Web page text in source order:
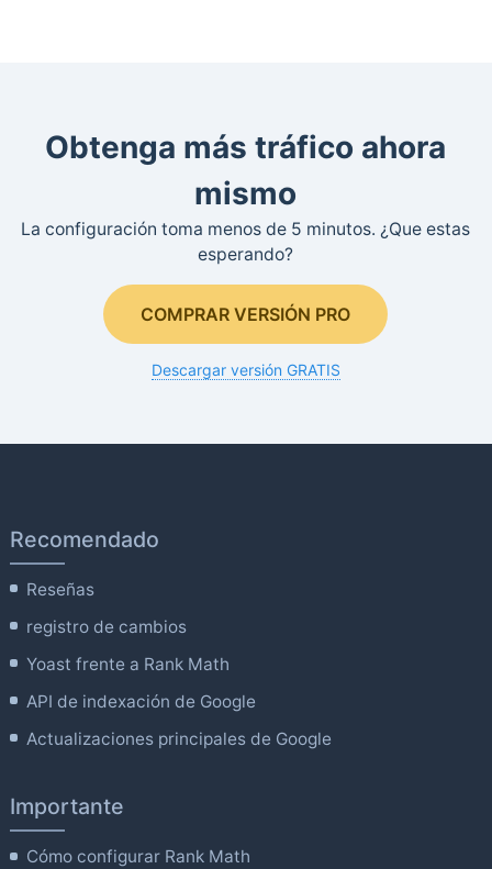
Obtenga más tráfico ahora
mismo
La configuración toma menos de 5 minutos. ¿Que estas
esperando?
COMPRAR VERSIÓN PRO
Descargar versión GRATIS
Recomendado
Reseñas
registro de cambios
Yoast frente a Rank Math
API de indexación de Google
Actualizaciones principales de Google
Importante
Cómo configurar Rank Math